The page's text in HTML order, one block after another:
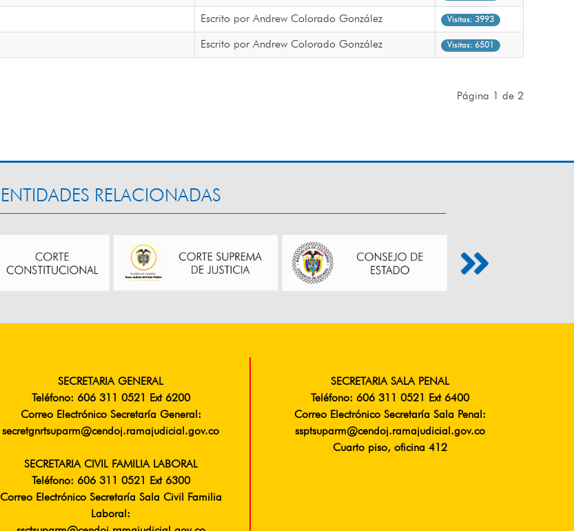
Escrito por Andrew Colorado González Visitas: 3993
Escrito por Andrew Colorado González Visitas: 6501
Página 1 de 2
ENTIDADES RELACIONADAS
SECRETARIA GENERAL
Teléfono: 606 311 0521 Ext 6200
Correo Electrónico Secretaría General:
secretgnrtsuparm@cendoj.ramajudicial.gov.co
SECRETARIA CIVIL FAMILIA LABORAL
Teléfono: 606 311 0521 Ext 6300
Correo Electrónico Secretaría Sala Civil Familia
Laboral:
SECRETARIA SALA PENAL
Teléfono: 606 311 0521 Ext 6400
Correo Electrónico Secretaría Sala Penal:
ssptsuparm@cendoj.ramajudicial.gov.co
Cuarto piso, oficina 412